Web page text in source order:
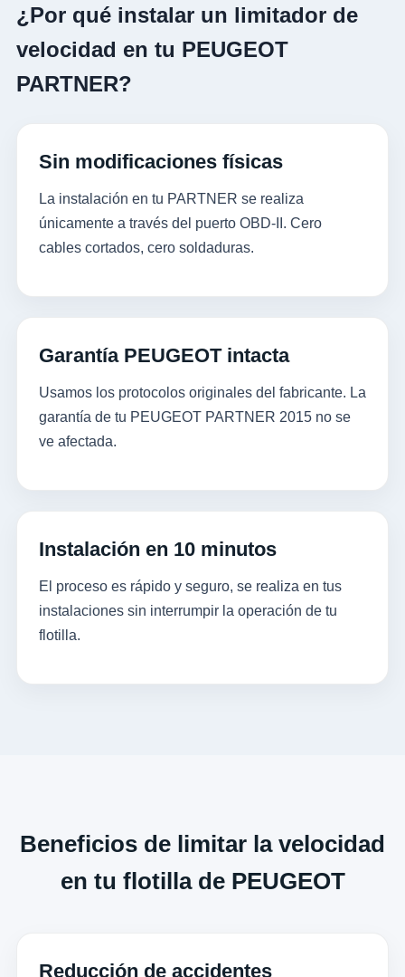
¿Por qué instalar un limitador de
velocidad en tu PEUGEOT
PARTNER?
Sin modificaciones físicas
La instalación en tu PARTNER se realiza
únicamente a través del puerto OBD-II. Cero
cables cortados, cero soldaduras.
Garantía PEUGEOT intacta
Usamos los protocolos originales del fabricante. La
garantía de tu PEUGEOT PARTNER 2015 no se
ve afectada.
Instalación en 10 minutos
El proceso es rápido y seguro, se realiza en tus
instalaciones sin interrumpir la operación de tu
flotilla.
Beneficios de limitar la velocidad
en tu flotilla de PEUGEOT
Reducción de accidentes